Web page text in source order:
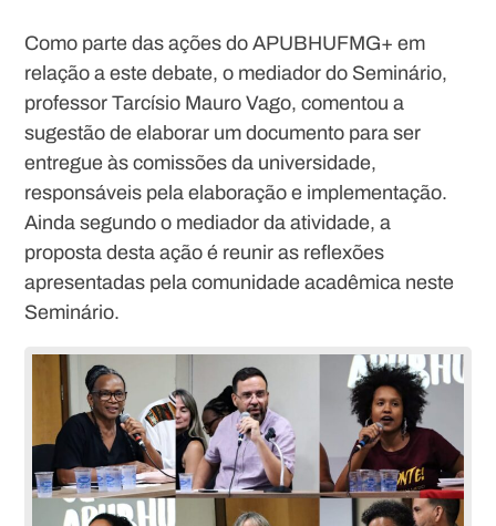
Como parte das ações do APUBHUFMG+ em
relação a este debate, o mediador do Seminário,
professor Tarcísio Mauro Vago, comentou a
sugestão de elaborar um documento para ser
entregue às comissões da universidade,
responsáveis pela elaboração e implementação.
Ainda segundo o mediador da atividade, a
proposta desta ação é reunir as reflexões
apresentadas pela comunidade acadêmica neste
Seminário.